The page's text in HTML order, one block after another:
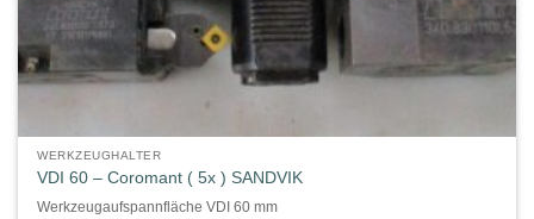
WERKZEUGHALTER
VDI 60 – Coromant ( 5x ) SANDVIK
Werkzeugaufspannfläche VDI 60 mm